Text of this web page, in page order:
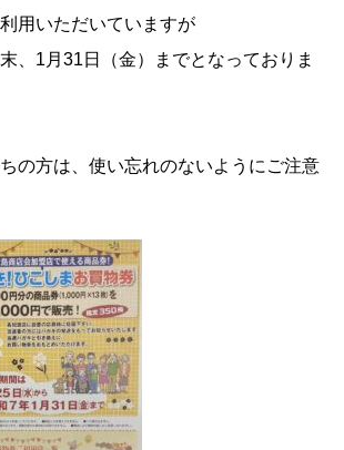
用いただいていますが
、1月31日（金）までとなっておりま
の方は、使い忘れのないようにご注意